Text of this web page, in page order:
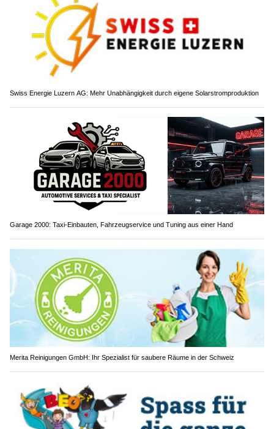
Swiss Energie Luzern AG: Mehr Unabhängigkeit durch eigene Solarstromproduktion
Garage 2000: Taxi-Einbauten, Fahrzeugservice und Tuning aus einer Hand
Merita Reinigungen GmbH: Ihr Spezialist für saubere Räume in der Schweiz